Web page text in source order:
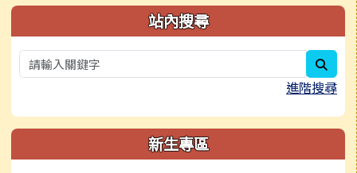
站內搜尋
進階搜尋
新生專區